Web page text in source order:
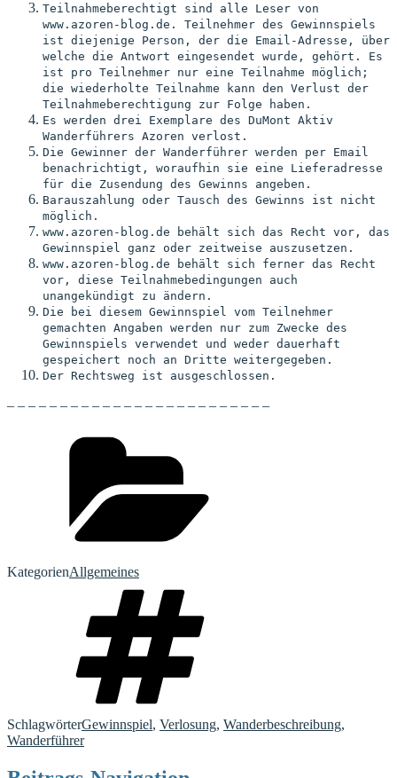
Teilnahmeberechtigt sind alle Leser von
www.azoren-blog.de. Teilnehmer des Gewinnspiels
ist diejenige Person, der die Email-Adresse, über
welche die Antwort eingesendet wurde, gehört. Es
ist pro Teilnehmer nur eine Teilnahme möglich;
die wiederholte Teilnahme kann den Verlust der
Teilnahmeberechtigung zur Folge haben.
Es werden drei Exemplare des DuMont Aktiv
Wanderführers Azoren verlost.
Die Gewinner der Wanderführer werden per Email
benachrichtigt, woraufhin sie eine Lieferadresse
für die Zusendung des Gewinns angeben.
Barauszahlung oder Tausch des Gewinns ist nicht
möglich.
www.azoren-blog.de behält sich das Recht vor, das
Gewinnspiel ganz oder zeitweise auszusetzen.
www.azoren-blog.de behält sich ferner das Recht
vor, diese Teilnahmebedingungen auch
unangekündigt zu ändern.
Die bei diesem Gewinnspiel vom Teilnehmer
gemachten Angaben werden nur zum Zwecke des
Gewinnspiels verwendet und weder dauerhaft
gespeichert noch an Dritte weitergegeben.
Der Rechtsweg ist ausgeschlossen.
– – – – – – – – – – – – – – – – – – – – – – – – –
KategorienAllgemeines
SchlagwörterGewinnspiel, Verlosung, Wanderbeschreibung,
Wanderführer